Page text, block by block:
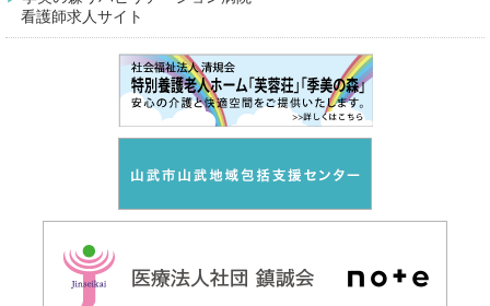
看護師求人サイト